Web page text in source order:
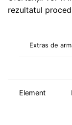
rezultatul
Extras de
Element